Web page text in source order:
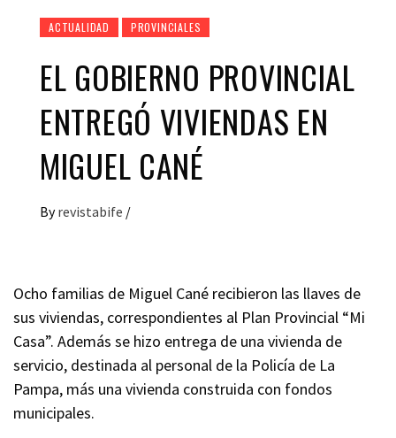
ACTUALIDAD PROVINCIALES
EL GOBIERNO PROVINCIAL
ENTREGÓ VIVIENDAS EN
MIGUEL CANÉ
By revistabife /
Ocho familias de Miguel Cané recibieron las llaves de
sus viviendas, correspondientes al Plan Provincial “Mi
Casa”. Además se hizo entrega de una vivienda de
servicio, destinada al personal de la Policía de La
Pampa, más una vivienda construida con fondos
municipales.